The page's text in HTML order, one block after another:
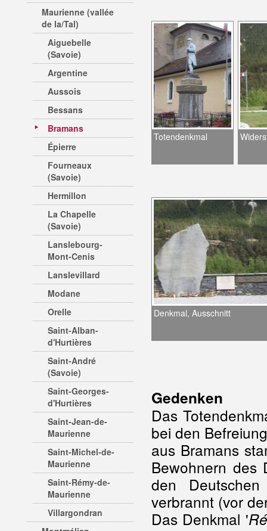
Maurienne (vallée
de la/Tal)
Aiguebelle
(Savoie)
Argentine
Aussois
Bessans
Bramans
Épierre
Fourneaux
(Savoie)
Hermillon
La Chapelle
(Savoie)
Lanslebourg-
Mont-Cenis
Lanslevillard
Modane
Orelle
Saint-Alban-
d'Hurtières
Saint-André
(Savoie)
Saint-Georges-
d'Hurtières
Saint-Jean-de-
Maurienne
Saint-Michel-de-
Maurienne
Saint-Rémy-de-
Maurienne
Villargondran
Totendenkmal
Denkmal, Ausschnitt
Gedenken
Das
bei den
aus Bramans
Bewohnern des
den
verbrannt (vor
Das Denkmal '